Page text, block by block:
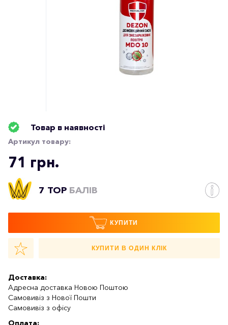
Товар в наявності
Артикул товару:
71 грн.
7 TOP БАЛІВ
КУПИТИ
КУПИТИ В ОДИН КЛІК
Доставка:
Адресна доставка Новою Поштою
Самовивіз з Нової Пошти
Самовивіз з офісу
Оплата: